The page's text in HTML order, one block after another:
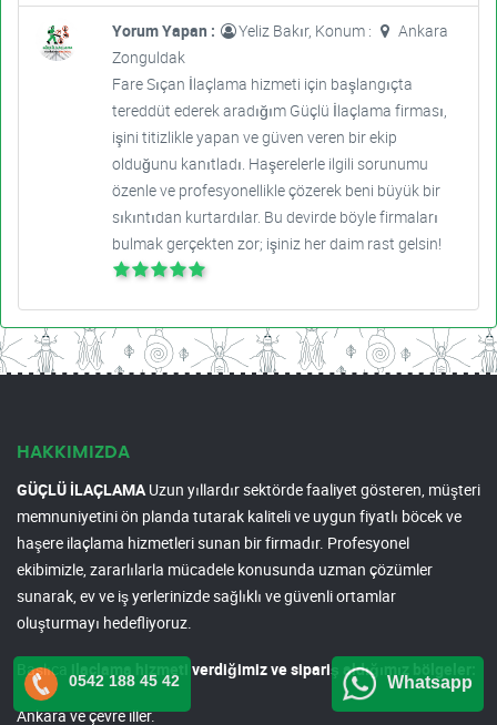
Yorum Yapan : Yeliz Bakır, Konum :
Ankara
Zonguldak
Fare Sıçan İlaçlama hizmeti için başlangıçta
tereddüt ederek aradığım Güçlü İlaçlama firması,
işini titizlikle yapan ve güven veren bir ekip
olduğunu kanıtladı. Haşerelerle ilgili sorunumu
özenle ve profesyonellikle çözerek beni büyük bir
sıkıntıdan kurtardılar. Bu devirde böyle firmaları
bulmak gerçekten zor; işiniz her daim rast gelsin!
HAKKIMIZDA
GÜÇLÜ İLAÇLAMAUzun yıllardır sektörde faaliyet gösteren, müşteri
memnuniyetini ön planda tutarak kaliteli ve uygun fiyatlı böcek ve
haşere ilaçlama hizmetleri sunan bir firmadır. Profesyonel
ekibimizle, zararlılarla mücadele konusunda uzman çözümler
sunarak, ev ve iş yerlerinizde sağlıklı ve güvenli ortamlar
oluşturmayı hedefliyoruz.
Başlıca ilaçlama hizmeti verdiğimiz ve sipariş aldığımız bölgeler:
Ankara ve çevre iller.
0542 188 45 42 Whatsapp